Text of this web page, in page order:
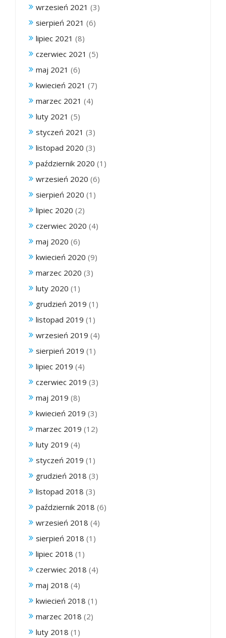
wrzesień 2021 (3)
sierpień 2021 (6)
lipiec 2021 (8)
czerwiec 2021 (5)
maj 2021 (6)
kwiecień 2021 (7)
marzec 2021 (4)
luty 2021 (5)
styczeń 2021 (3)
listopad 2020 (3)
październik 2020 (1)
wrzesień 2020 (6)
sierpień 2020 (1)
lipiec 2020 (2)
czerwiec 2020 (4)
maj 2020 (6)
kwiecień 2020 (9)
marzec 2020 (3)
luty 2020 (1)
grudzień 2019 (1)
listopad 2019 (1)
wrzesień 2019 (4)
sierpień 2019 (1)
lipiec 2019 (4)
czerwiec 2019 (3)
maj 2019 (8)
kwiecień 2019 (3)
marzec 2019 (12)
luty 2019 (4)
styczeń 2019 (1)
grudzień 2018 (3)
listopad 2018 (3)
październik 2018 (6)
wrzesień 2018 (4)
sierpień 2018 (1)
lipiec 2018 (1)
czerwiec 2018 (4)
maj 2018 (4)
kwiecień 2018 (1)
marzec 2018 (2)
luty 2018 (1)